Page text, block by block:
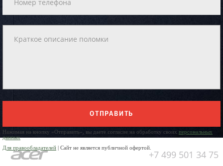
ОТПРАВИТЬ
Нажимая на кнопку «Отправить», вы даете согласие на обработку своих персональных
данных
Для правообладателей | Сайт не является публичной офертой.
+7 499 501 34 75